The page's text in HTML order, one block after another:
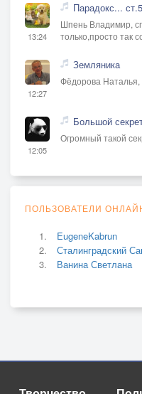
13:24
Парадокс...
Шпень Владимир,
только,просто так
12:27
Земляника
Фёдорова Наталья,
12:05
Большой
Огромный такой
ПОЛЬЗОВАТЕЛИ
EugeneKabrun
Сталинградский
Ванина Светлана